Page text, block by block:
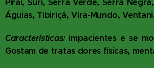
Piraí, Suri, Serra Verde, Serra
Águias, Tibiriçá, Vira-Mundo,
Características: impacientes e se
Gostam de tratas dores físicas,